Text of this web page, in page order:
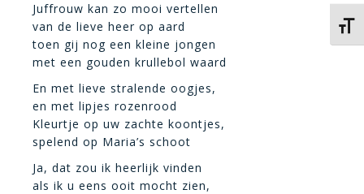
Juffrouw kan zo mooi vertellen
van de lieve heer op aard
toen gij nog een kleine jongen
met een gouden krullebol waard
En met lieve stralende oogjes,
en met lipjes rozenrood
Kleurtje op uw zachte koontjes,
spelend op Maria’s schoot
Ja, dat zou ik heerlijk vinden
als ik u eens ooit mocht zien,